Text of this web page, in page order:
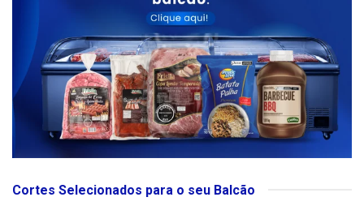
Cortes Selecionados para o seu Balcão